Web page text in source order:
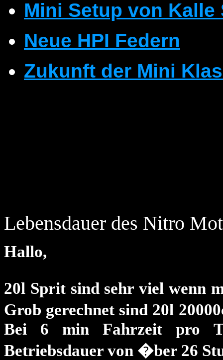
Mini Setup von Kalle
Neue HPI Federn
Zukunft der Mini
Lebensdauer des Nitro
Hallo,
20l Sprit sind sehr viel wenn
Grob gerechnet sind 20l
Bei 6 min Fahrzeit pro
Betriebsdauer von �ber 26